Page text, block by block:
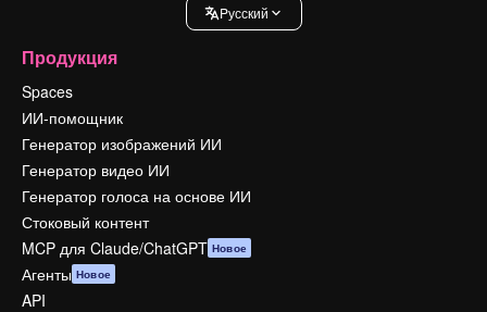
Pусский
Продукция
Spaces
ИИ-помощник
Генератор изображений ИИ
Генератор видео ИИ
Генератор голоса на основе ИИ
Стоковый контент
MCP для Claude/ChatGPT Новое
Агенты Новое
API